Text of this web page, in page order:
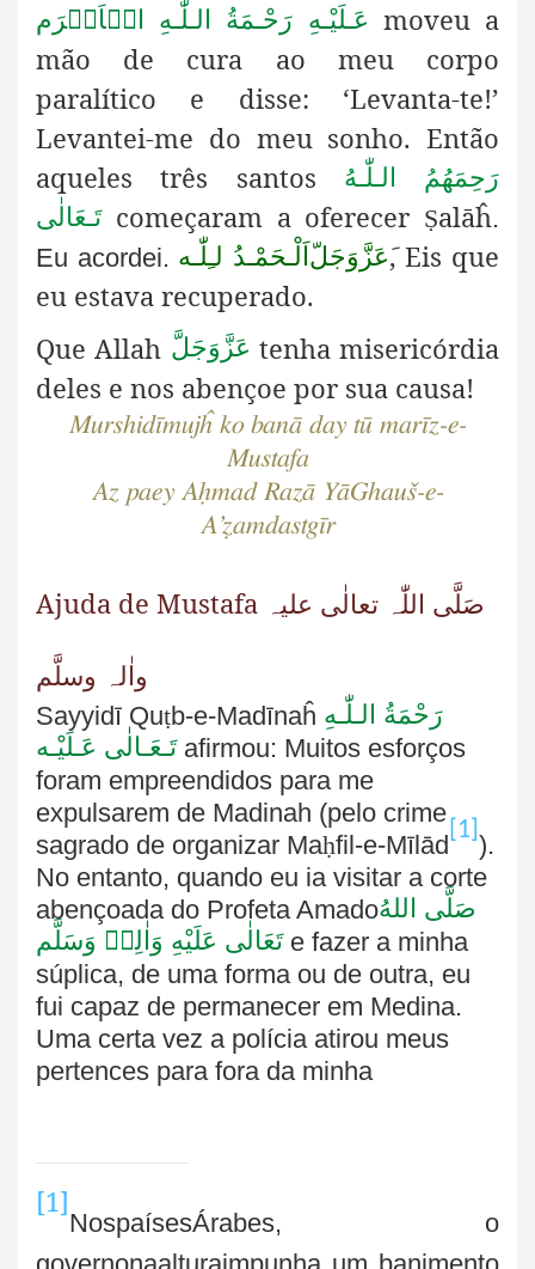
عَـلَيْـهِ رَحْـمَةُ الـلّٰـهِ الۡاَکۡرَم moveu a
mão de cura ao meu corpo
paralítico e disse: ‘Levanta-te!’
Levantei-me do meu sonho. Então
aqueles três santos
رَحِمَهُمُ الـلّٰـهُ
تَـعَالٰی começaram a oferecer Ṣalāĥ.
Eu acordei. اَلْـحَمْـدُ لـِلّٰـهعَزَّوَجَلّ, Eis que
eu estava recuperado.
Que Allah عَزَّوَجَلَّ tenha misericórdia
deles e nos abençoe por sua causa!
Murshidīmujĥ ko banā day tū marīz-e-
Mustafa
Az paey Aḥmad Razā YāGhauš-e-
A’ẓamdastgīr
Ajuda de Mustafa صَلَّی اللّٰہ تعالٰی علیہ
واٰلہ وسلَّم
Sayyidī Quṭb-e-Madīnaĥ رَحْمَةُ الـلّٰـهِ
تَـعَـالٰی عَـلَيْـه afirmou: Muitos esforços
foram empreendidos para me
expulsarem de Madinah (pelo crime
sagrado de organizar Maḥfil-e-Mīlād [1] ).
No entanto, quando eu ia visitar a corte
abençoada do Profeta Amadoصَلَّى اللهُ
تَعَالٰى عَلَيْهِ وَاٰلِهٖ وَسَلَّم e fazer a minha
súplica, de uma forma ou de outra, eu
fui capaz de permanecer em Medina.
Uma certa vez a polícia atirou meus
pertences para fora da minha
[1]
NospaísesÁrabes, o